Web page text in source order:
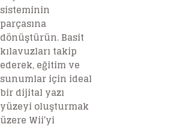
sisteminin
parçasına
dönüştürün. Basit
kılavuzları takip
ederek, eğitim ve
sunumlar için ideal
bir dijital yazı
yüzeyi oluşturmak
üzere Wii’yi